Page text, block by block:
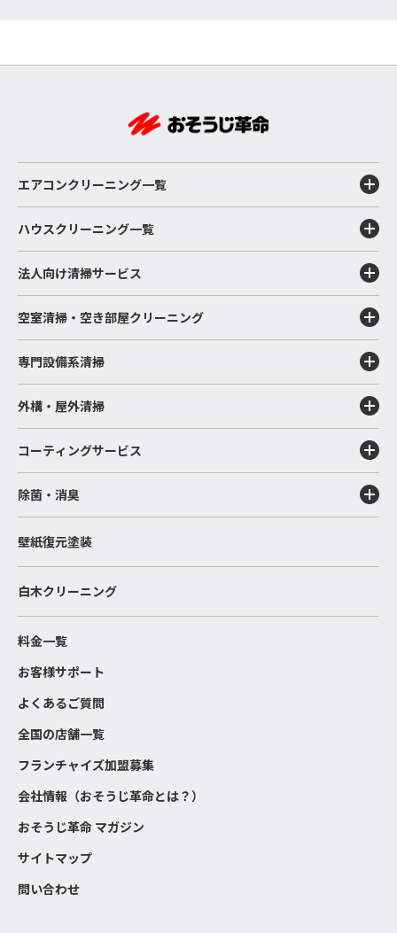
エアコンクリーニング一覧
ハウスクリーニング一覧
法人向け清掃サービス
空室清掃・空き部屋クリーニング
専門設備系清掃
外構・屋外清掃
コーティングサービス
除菌・消臭
壁紙復元塗装
白木クリーニング
料金一覧
お客様サポート
よくあるご質問
全国の店舗一覧
フランチャイズ加盟募集
会社情報（おそうじ革命とは？）
おそうじ革命 マガジン
サイトマップ
問い合わせ